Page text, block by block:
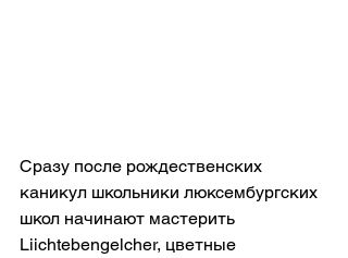
Сразу после рождественских
каникул школьники люксембургских
школ начинают мастерить
Liichtebengelcher, цветные